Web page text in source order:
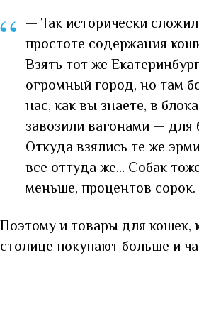
— Так исторически
простоте содержания
Взять тот же
огромный город, но там
нас, как вы знаете, в
завозили вагонами — для
Откуда взялись те же
все оттуда же… Собак
меньше, процентов сорок.
Поэтому и товары для кошек,
столице покупают больше и